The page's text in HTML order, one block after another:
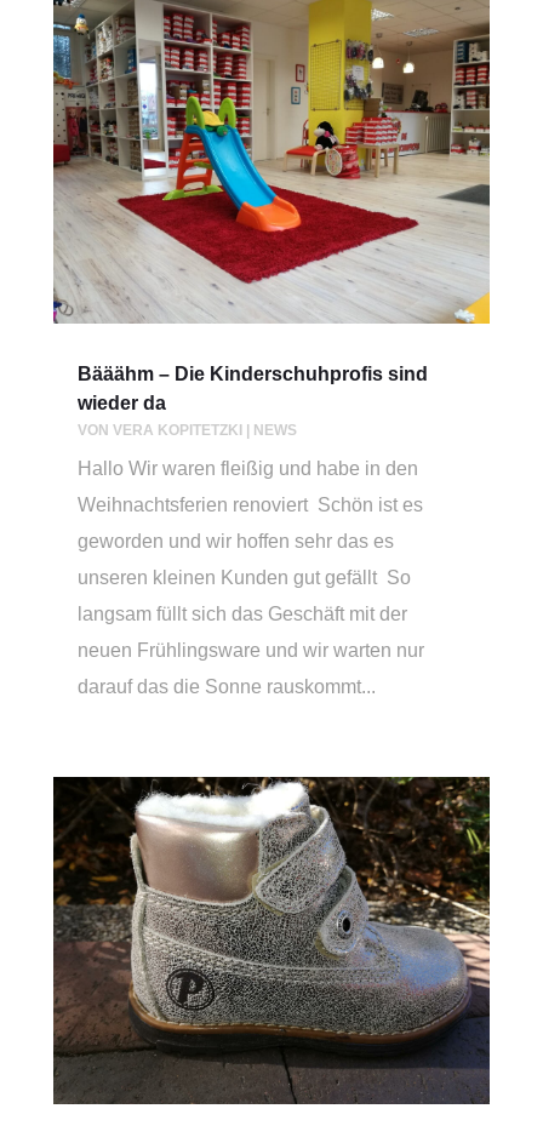
Bääähm – Die Kinderschuhprofis sind
wieder da
VON VERA KOPITETZKI| NEWS
Hallo Wir waren fleißig und habe in den
Weihnachtsferien renoviert Schön ist es
geworden und wir hoffen sehr das es
unseren kleinen Kunden gut gefällt So
langsam füllt sich das Geschäft mit der
neuen Frühlingsware und wir warten nur
darauf das die Sonne rauskommt...